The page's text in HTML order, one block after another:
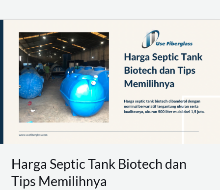
Harga Septic Tank Biotech dan
Tips Memilihnya
Septic
Tank
Biotech
dan
Tips
Memilihnya